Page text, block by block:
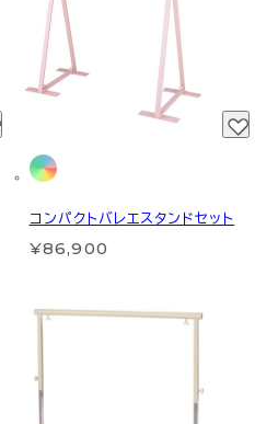
コンパクトバレエスタンドセット
¥86,900